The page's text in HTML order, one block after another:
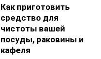
Как приготовить
средство для
чистоты вашей
посуды, раковины и
кафеля